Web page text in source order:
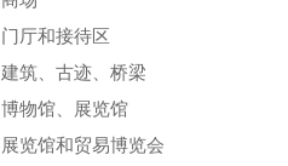
门厅和接待区
建筑、古迹、桥梁
博物馆、展览馆
展览馆和贸易博览会